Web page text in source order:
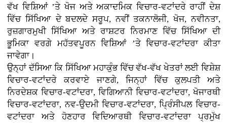
ਵੱਖ ਵਿਸ਼ਿਆਂ ’ਤੇ ਖੋਜ ਅਤੇ ਅਕਾਦਮਿਕ ਵਿਚਾਰ-ਵਟਾਂਦਰੇ ਰਾਹੀਂ ਦੇਸ਼
ਵਿੱਚ ਸਿੱਖਿਆ ਦੇ ਬਦਲਦੇ ਸਰੂਪ, ਨਵੀਂ ਤਕਨਾਲੋਜੀ, ਖੋਜ, ਨਵੀਨਤਾ,
ਰੁਜ਼ਗਾਰਮੁਖੀ ਸਿੱਖਿਆ ਅਤੇ ਰਾਸ਼ਟਰ ਨਿਰਮਾਣ ਵਿੱਚ ਸਿੱਖਿਆ ਦੀ
ਭੂਮਿਕਾ ਵਰਗੇ ਮਹੱਤਵਪੂਰਨ ਵਿਸ਼ਿਆਂ ’ਤੇ ਵਿਚਾਰ-ਵਟਾਂਦਰਾ ਕੀਤਾ
ਜਾਵੇਗਾ।
ਉਨ੍ਹਾਂ ਦੱਸਿਆ ਕਿ ਸਿੱਖਿਆ ਮਹਾਕੁੰਭ ਵਿੱਚ ਵੱਖ-ਵੱਖ ਖੇਤਰਾਂ ਲਈ ਵਿਸ਼ੇਸ਼
ਵਿਚਾਰ-ਵਟਾਂਦਰੇ ਕਰਵਾਏ ਜਾਣਗੇ, ਜਿਨ੍ਹਾਂ ਵਿੱਚ ਕੁਲਪਤੀ ਅਤੇ
ਨਿਰਦੇਸ਼ਕ ਵਿਚਾਰ-ਵਟਾਂਦਰਾ, ਵਿਗਿਆਨੀ ਵਿਚਾਰ-ਵਟਾਂਦਰਾ, ਖੋਜਾਰਥੀ
ਵਿਚਾਰ-ਵਟਾਂਦਰਾ, ਨਵ-ਉਦਮੀ ਵਿਚਾਰ-ਵਟਾਂਦਰਾ, ਪ੍ਰਿੰਸੀਪਲ ਵਿਚਾਰ-
ਵਟਾਂਦਰਾ ਅਤੇ ਹੋਣਹਾਰ ਵਿਦਿਆਰਥੀ ਵਿਚਾਰ-ਵਟਾਂਦਰਾ ਪ੍ਰਮੁੱਖ